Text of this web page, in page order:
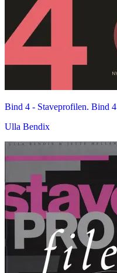
Bind 4 - Staveprofilen. Bind 4
Ulla Bendix